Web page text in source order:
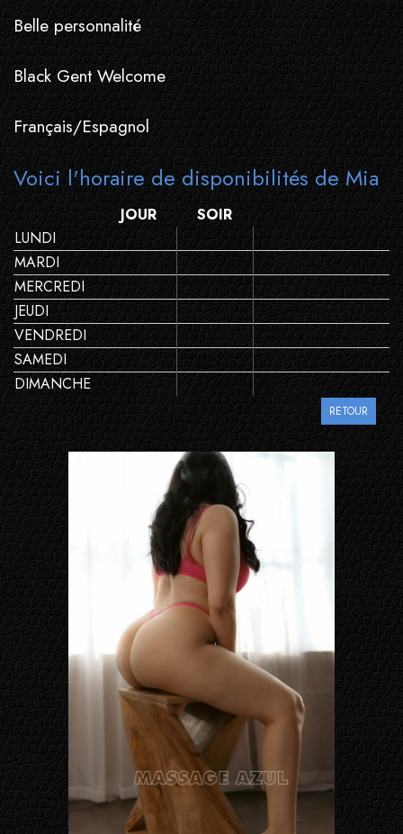
Belle personnalité
Black Gent Welcome
Français/Espagnol
Voici l'horaire de disponibilités de Mia
JOUR
SOIR
LUNDI
MARDI
MERCREDI
JEUDI
VENDREDI
SAMEDI
DIMANCHE
RETOUR